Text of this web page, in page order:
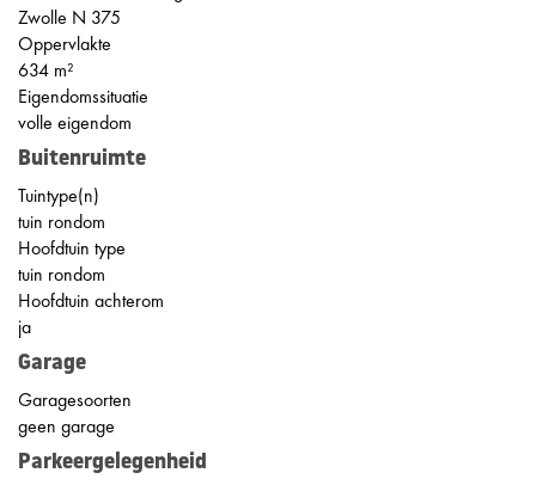
Zwolle N 375
Oppervlakte
634 m²
Eigendomssituatie
volle eigendom
Buitenruimte
Tuintype(n)
tuin rondom
Hoofdtuin type
tuin rondom
Hoofdtuin achterom
ja
Garage
Garagesoorten
geen garage
Parkeergelegenheid